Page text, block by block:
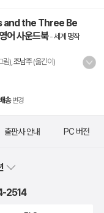
and the Three Be
어 사운드북-세계 명작
림), 조남주(옮긴이)
송 변경
출판사 안내 PC 버전
2514